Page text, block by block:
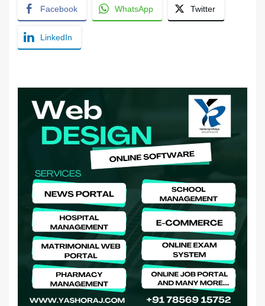
Facebook WhatsApp Twitter
LinkedIn